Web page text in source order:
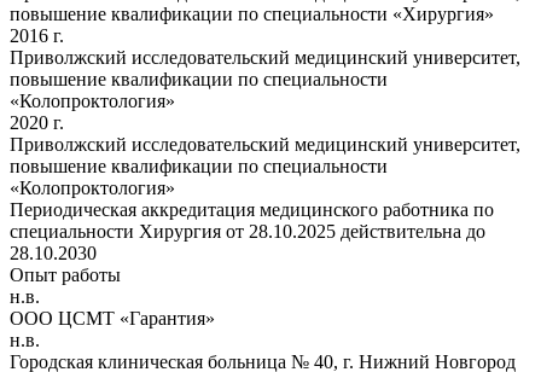
повышение квалификации по специальности «Хирургия»
2016 г.
Приволжский исследовательский медицинский университет,
повышение квалификации по специальности
«Колопроктология»
2020 г.
Приволжский исследовательский медицинский университет,
повышение квалификации по специальности
«Колопроктология»
Периодическая аккредитация медицинского работника по
специальности Хирургия от 28.10.2025 действительна до
28.10.2030
Опыт работы
н.в.
ООО ЦСМТ «Гарантия»
н.в.
Городская клиническая больница № 40, г. Нижний Новгород